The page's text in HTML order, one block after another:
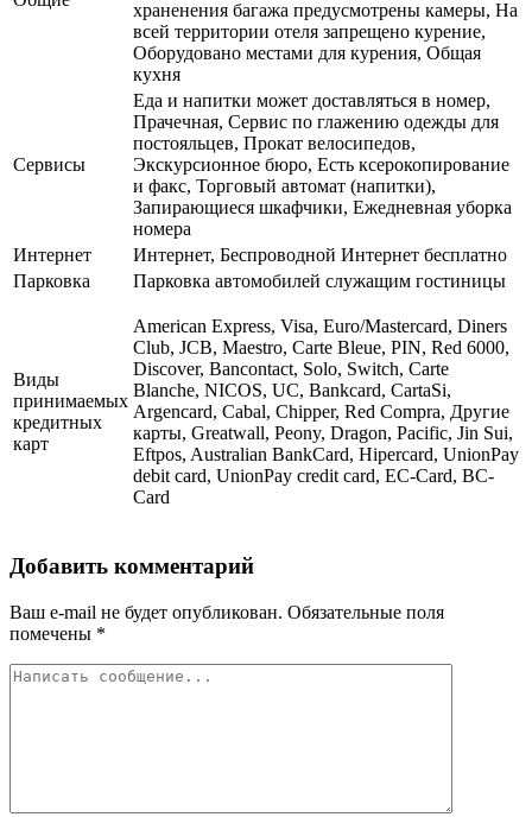
храненения багажа предусмотрены камеры, На
всей территории отеля запрещено курение,
Оборудовано местами для курения, Общая
кухня
Сервисы
Еда и напитки может доставляться в номер,
Прачечная, Сервис по глажению одежды для
постояльцев, Прокат велосипедов,
Экскурсионное бюро, Есть ксерокопирование
и факс, Торговый автомат (напитки),
Запирающиеся шкафчики, Ежедневная уборка
номера
Интернет
Интернет, Беспроводной Интернет бесплатно
Парковка
Парковка автомобилей служащим гостиницы
Виды
принимаемых
кредитных
карт
American Express, Visa, Euro/Mastercard, Diners
Club, JCB, Maestro, Carte Bleue, PIN, Red 6000,
Discover, Bancontact, Solo, Switch, Carte
Blanche, NICOS, UC, Bankcard, CartaSi,
Argencard, Cabal, Chipper, Red Compra, Другие
карты, Greatwall, Peony, Dragon, Pacific, Jin Sui,
Eftpos, Australian BankCard, Hipercard, UnionPay
debit card, UnionPay credit card, EC-Card, BC-
Card
Добавить комментарий
Ваш e-mail не будет опубликован. Обязательные поля
помечены *